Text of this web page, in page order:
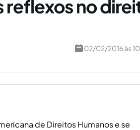
reflexos no
02/02/2016 às
de Direitos Humanos e se